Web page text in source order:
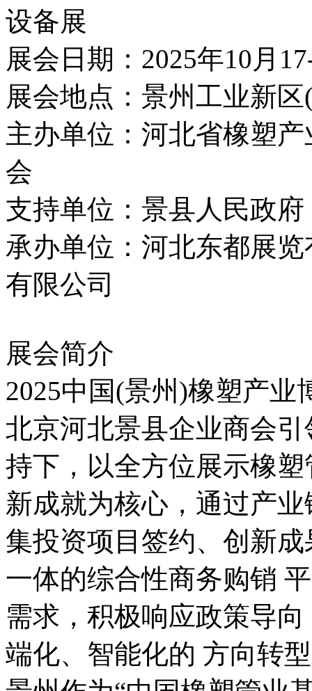
设备展
展会日期：2025年10月
展会地点：景州工业新
主办单位：河北省橡塑
会
支持单位：景县人民政府
承办单位：河北东都展
有限公司
展会简介
2025中国(景州)橡塑产
北京河北景县企业商会
持下，以全方位展示橡
新成就为核心，通过产
集投资项目签约、创新
一体的综合性商务购销
需求，积极响应政策导
端化、智能化的 方向转